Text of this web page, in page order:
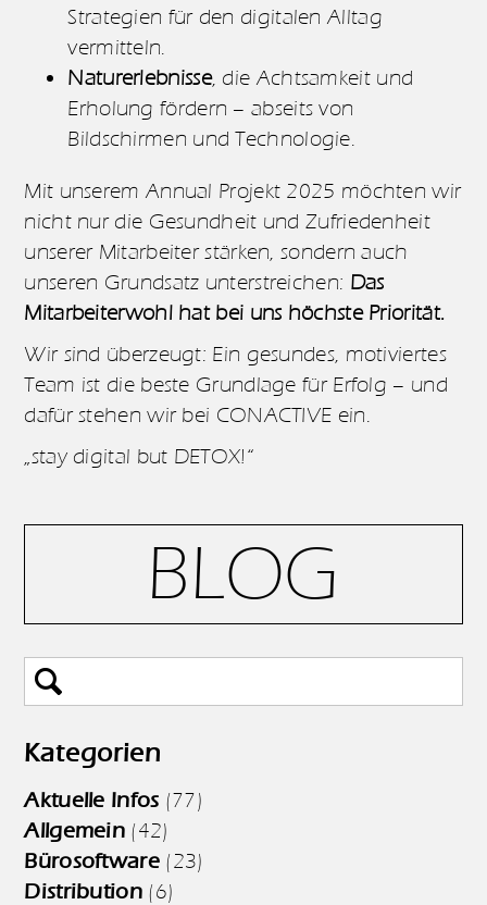
Strategien für den digitalen Alltag
vermitteln.
Naturerlebnisse, die Achtsamkeit und
Erholung fördern – abseits von
Bildschirmen und Technologie.
Mit unserem Annual Projekt 2025 möchten wir
nicht nur die Gesundheit und Zufriedenheit
unserer Mitarbeiter stärken, sondern auch
unseren Grundsatz unterstreichen: Das
Mitarbeiterwohl hat bei uns höchste Priorität.
Wir sind überzeugt: Ein gesundes, motiviertes
Team ist die beste Grundlage für Erfolg – und
dafür stehen wir bei CONACTIVE ein.
„stay digital but DETOX!“
BLOG
Kategorien
Aktuelle Infos (77)
Allgemein (42)
Bürosoftware (23)
Distribution (6)